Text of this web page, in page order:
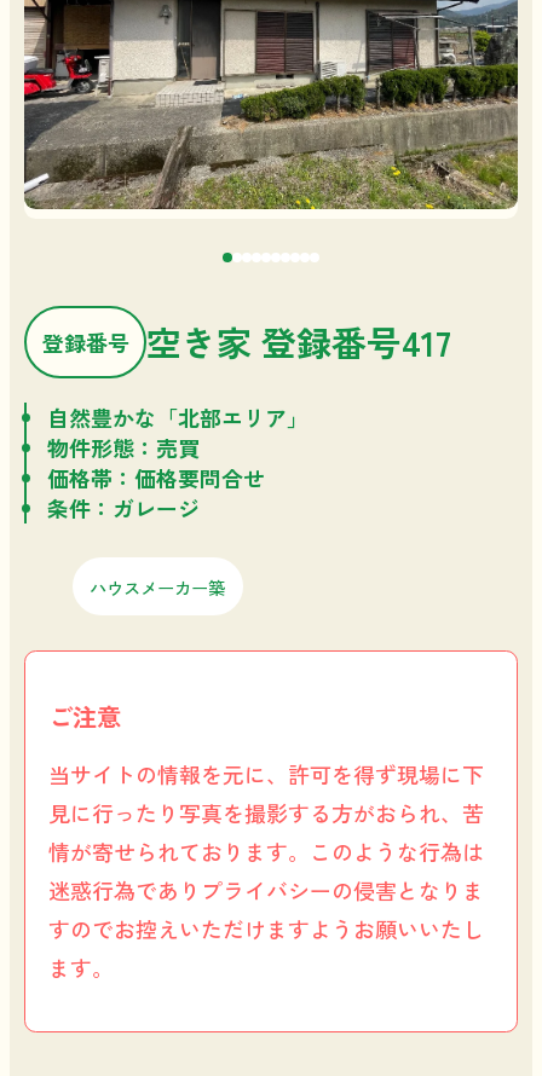
登録番号 空き家 登録番号417
自然豊かな「北部エリア」
物件形態：売買
価格帯：価格要問合せ
条件：ガレージ
ハウスメーカー築
ご注意
当サイトの情報を元に、許可を得ず現場に下
見に行ったり写真を撮影する方がおられ、苦
情が寄せられております。このような行為は
迷惑行為でありプライバシーの侵害となりま
すのでお控えいただけますようお願いいたし
ます。